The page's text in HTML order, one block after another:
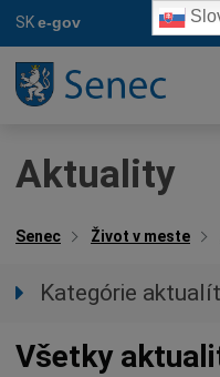
SKe-gov
Aktuality
Senec Život v meste
Kategórie aktualít
Spravodajstvo
Všetky